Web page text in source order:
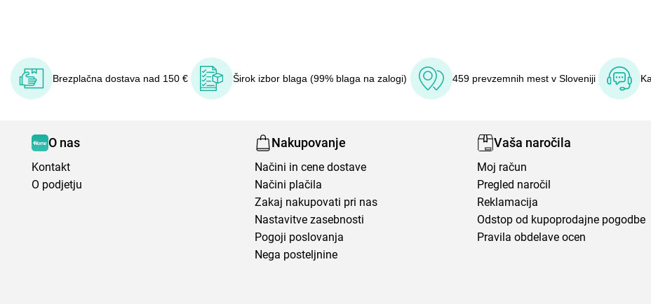
Brezplačna dostava nad 150 € Širok izbor blaga (99% blaga na zalogi) 459 prevzemnih mest v Sloveniji
O nas
Kontakt
O podjetju
Nakupovanje
Načini in cene dostave
Načini plačila
Zakaj nakupovati pri nas
Nastavitve zasebnosti
Pogoji poslovanja
Nega posteljnine
Vaša naročila
Moj račun
Pregled naročil
Reklamacija
Odstop od kupoprodajne pogodbe
Pravila obdelave ocen